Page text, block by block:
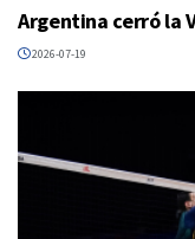
Argentina cerró la
2026-07-19